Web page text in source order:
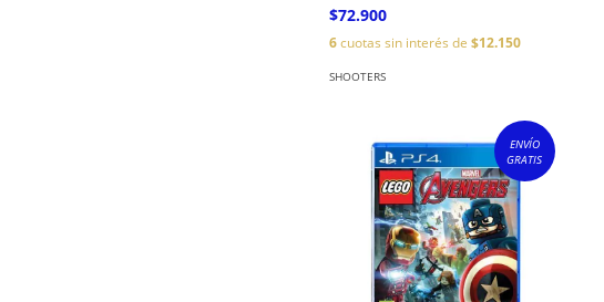
$72.900
6cuotas sin interés de $12.150
SHOOTERS
ENVÍO
GRATIS